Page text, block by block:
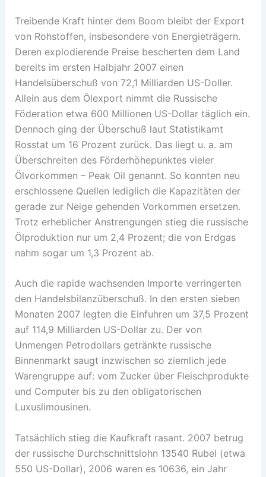
Treibende Kraft hinter dem Boom bleibt der Export
von Rohstoffen, insbesondere von Energieträgern.
Deren explodierende Preise bescherten dem Land
bereits im ersten Halbjahr 2007 einen
Handelsüberschuß von 72,1 Milliarden US-Doller.
Allein aus dem Ölexport nimmt die Russische
Föderation etwa 600 Millionen US-Dollar täglich ein.
Dennoch ging der Überschuß laut Statistikamt
Rosstat um 16 Prozent zurück. Das liegt u. a. am
Überschreiten des Förderhöhepunktes vieler
Ölvorkommen – Peak Oil genannt. So konnten neu
erschlossene Quellen lediglich die Kapazitäten der
gerade zur Neige gehenden Vorkommen ersetzen.
Trotz erheblicher Anstrengungen stieg die russische
Ölproduktion nur um 2,4 Prozent; die von Erdgas
nahm sogar um 1,3 Prozent ab.
Auch die rapide wachsenden Importe verringerten
den Handelsbilanzüberschuß. In den ersten sieben
Monaten 2007 legten die Einfuhren um 37,5 Prozent
auf 114,9 Milliarden US-Dollar zu. Der von
Unmengen Petrodollars getränkte russische
Binnenmarkt saugt inzwischen so ziemlich jede
Warengruppe auf: vom Zucker über Fleischprodukte
und Computer bis zu den obligatorischen
Luxuslimousinen.
Tatsächlich stieg die Kaufkraft rasant. 2007 betrug
der russische Durchschnittslohn 13540 Rubel (etwa
550 US-Dollar), 2006 waren es 10636, ein Jahr